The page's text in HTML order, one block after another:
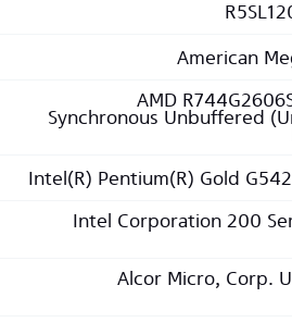
American
AMD
Synchronous Unbuffered
Intel(R) Pentium(R) Gold
Intel Corporation 200
Alcor Micro, Corp.